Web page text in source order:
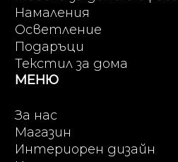
Намаления
Осветление
Подаръци
Текстил за дома
МЕНЮ
За нас
Магазин
Интериорен дизайн